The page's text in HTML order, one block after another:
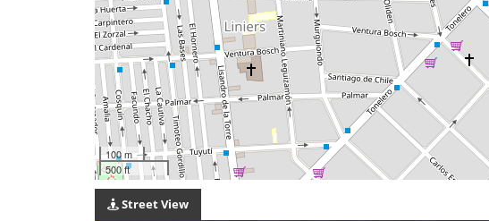
100 m
500 ft
Street View